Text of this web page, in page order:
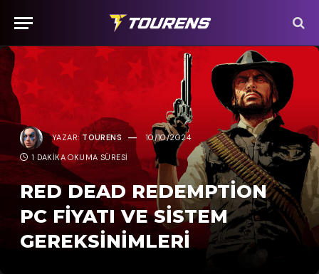
YAZAR: TOURENS 10/10/2024
1 DAKIKA OKUMA SÜRESI
RED DEAD REDEMPTION
PC FIYATI VE SISTEM
GEREKSINIMLERI